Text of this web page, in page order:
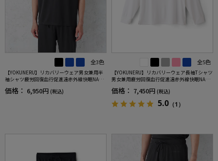
全3色
【YOKUNERU】リカバリーウェア男女兼用半
袖シャツ疲労回復血行促進遠赤外線快眠NANO
MIX(R)【一般医療機器】SS～LLサイズ
価格： 6,950円 (税込)
全5色
【YOKUNERU】リカバリーウェア長袖Tシャツ
男女兼用疲労回復血行促進遠赤外線快眠NANO
MIX(R)【一般医療機器】SS～LLサイズ
価格： 7,450円 (税込)
5.0 （1）